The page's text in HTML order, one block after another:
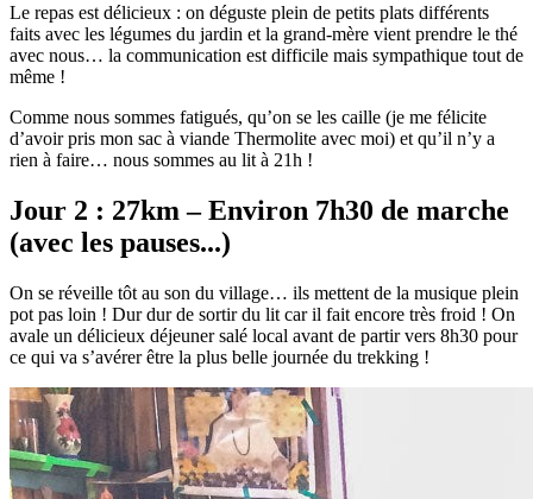
Le repas est délicieux : on déguste plein de petits plats différents
faits avec les légumes du jardin et la grand-mère vient prendre le thé
avec nous… la communication est difficile mais sympathique tout de
même !
Comme nous sommes fatigués, qu’on se les caille (je me félicite
d’avoir pris mon sac à viande Thermolite avec moi) et qu’il n’y a
rien à faire… nous sommes au lit à 21h !
Jour 2 : 27km – Environ 7h30 de marche
(avec les pauses...)
On se réveille tôt au son du village… ils mettent de la musique plein
pot pas loin ! Dur dur de sortir du lit car il fait encore très froid ! On
avale un délicieux déjeuner salé local avant de partir vers 8h30 pour
ce qui va s’avérer être la plus belle journée du trekking !